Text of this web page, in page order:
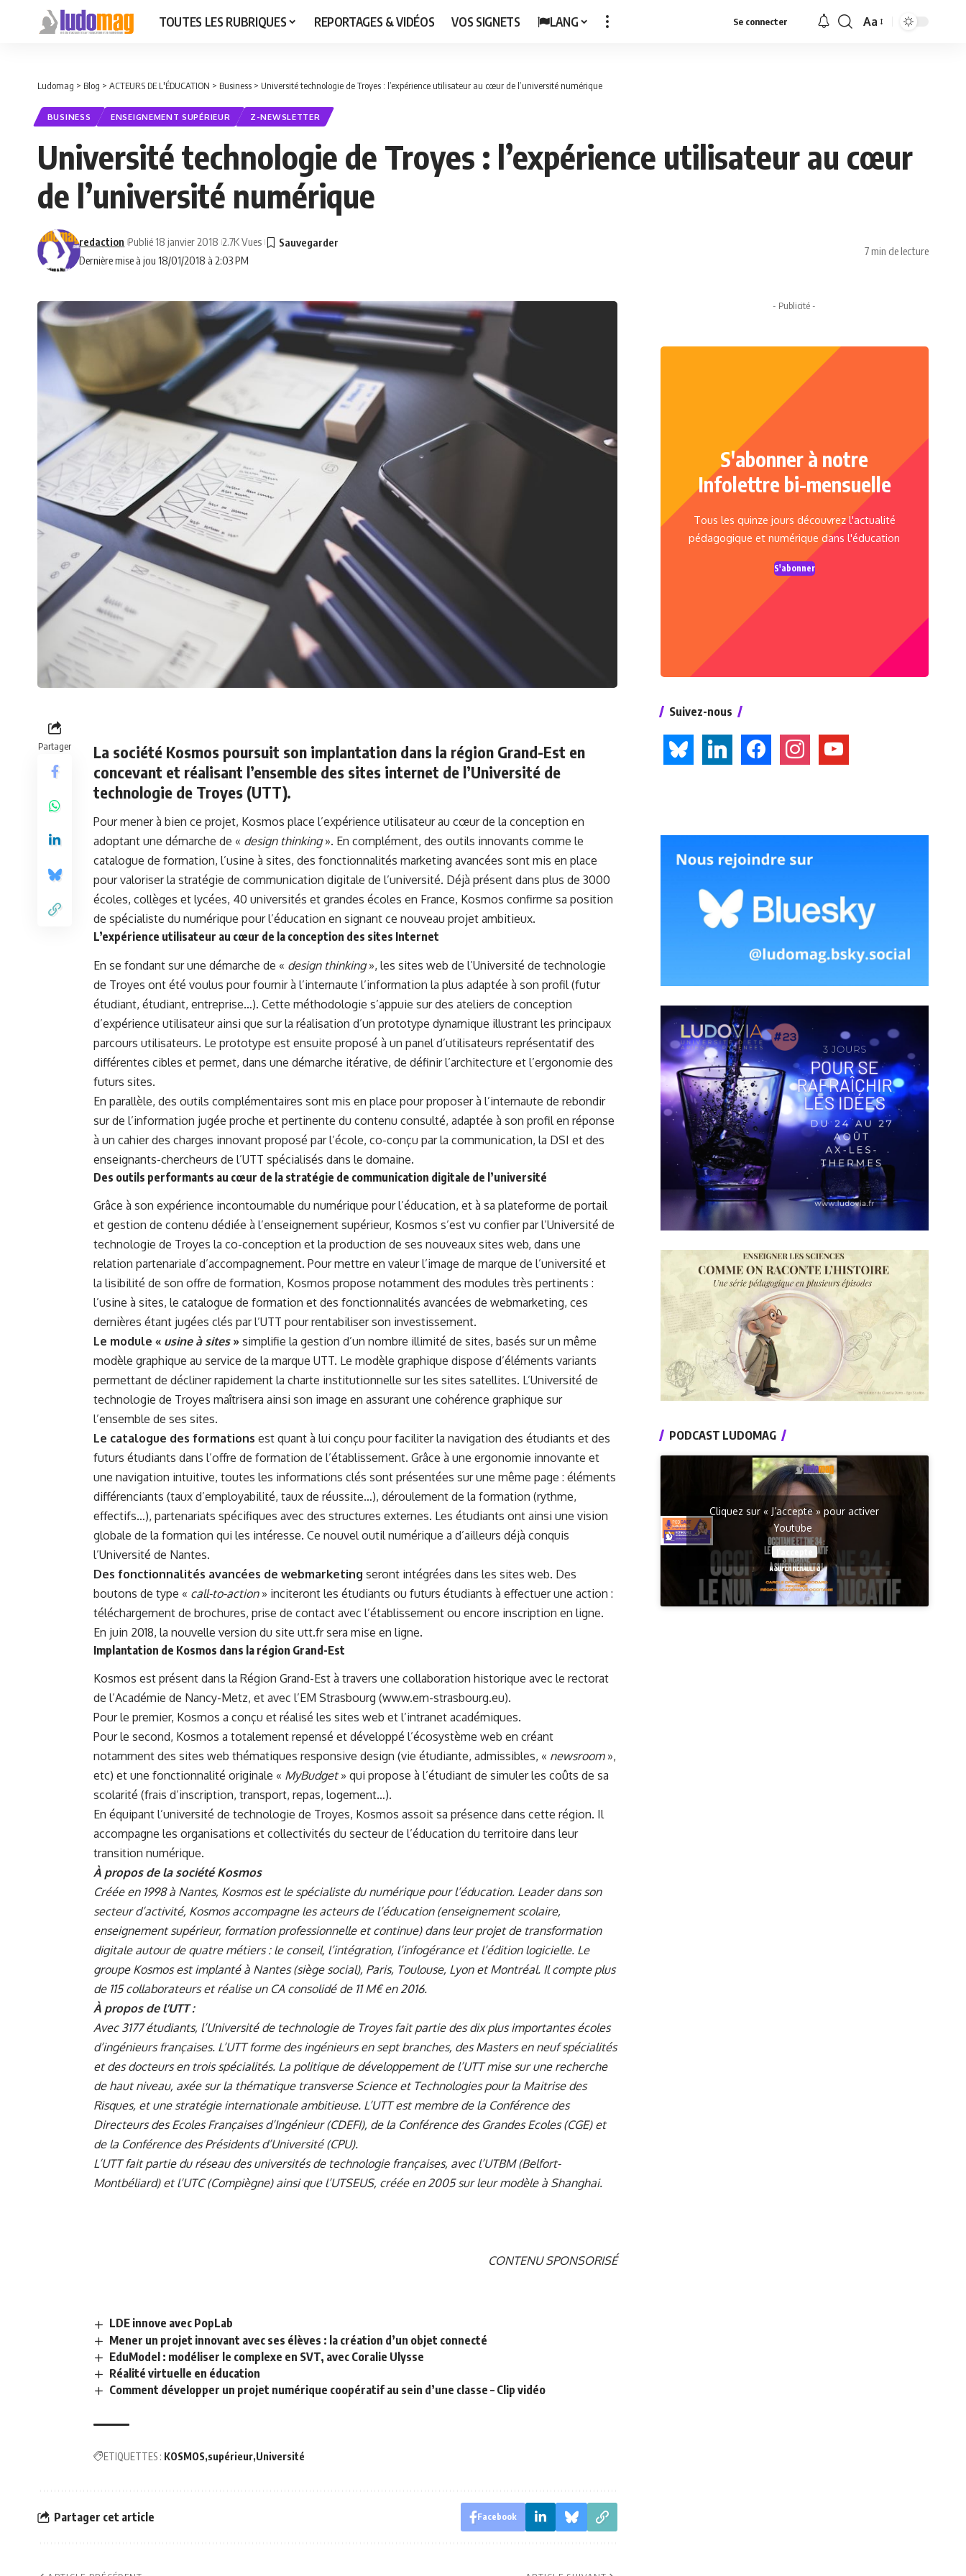
TOUTES LES RUBRIQUES REPORTAGES & VIDÉOS VOS SIGNETS LANG Se connecter
Font
Aa
Ludomag > Blog > ACTEURS DE L'ÉDUCATION > Business > Université technologie de Troyes : l’expérience utilisateur au cœur de l’université numérique
BUSINESS ENSEIGNEMENT SUPÉRIEUR Z-NEWSLETTER
Université technologie de Troyes : l’expérience utilisateur au cœur
de l’université numérique
Dernière mise à jou 18/01/2018 à 2:03 PM
redaction Publié 18 janvier 2018 2.7K Vues
7 min de lecture
Partager
La société Kosmos poursuit son implantation dans la région Grand-Est en
concevant et réalisant l’ensemble des sites internet de l’Université de
technologie de Troyes (UTT).
Pour mener à bien ce projet, Kosmos place l’expérience utilisateur au cœur de la conception en
adoptant une démarche de « design thinking». En complément, des outils innovants comme le
catalogue de formation, l’usine à sites, des fonctionnalités marketing avancées sont mis en place
pour valoriser la stratégie de communication digitale de l’université. Déjà présent dans plus de 3000
écoles, collèges et lycées, 40 universités et grandes écoles en France, Kosmos confirme sa position
de spécialiste du numérique pour l’éducation en signant ce nouveau projet ambitieux.
L’expérience utilisateur au cœur de la conception des sites Internet
En se fondant sur une démarche de « design thinking», les sites web de l’Université de technologie
de Troyes ont été voulus pour fournir à l’internaute l’information la plus adaptée à son profil (futur
étudiant, étudiant, entreprise…). Cette méthodologie s’appuie sur des ateliers de conception
d’expérience utilisateur ainsi que sur la réalisation d’un prototype dynamique illustrant les principaux
parcours utilisateurs. Le prototype est ensuite proposé à un panel d’utilisateurs représentatif des
différentes cibles et permet, dans une démarche itérative, de définir l’architecture et l’ergonomie des
futurs sites.
En parallèle, des outils complémentaires sont mis en place pour proposer à l’internaute de rebondir
sur de l’information jugée proche et pertinente du contenu consulté, adaptée à son profil en réponse
à un cahier des charges innovant proposé par l’école, co-conçu par la communication, la DSI et des
enseignants-chercheurs de l’UTT spécialisés dans le domaine.
Des outils performants au cœur de la stratégie de communication digitale de l’université
Grâce à son expérience incontournable du numérique pour l’éducation, et à sa plateforme de portail
et gestion de contenu dédiée à l’enseignement supérieur, Kosmos s’est vu confier par l’Université de
technologie de Troyes la co-conception et la production de ses nouveaux sites web, dans une
relation partenariale d’accompagnement. Pour mettre en valeur l’image de marque de l’université et
la lisibilité de son offre de formation, Kosmos propose notamment des modules très pertinents :
l’usine à sites, le catalogue de formation et des fonctionnalités avancées de webmarketing, ces
dernières étant jugées clés par l’UTT pour rentabiliser son investissement.
Le module « usine à sites » simplifie la gestion d’un nombre illimité de sites, basés sur un même
modèle graphique au service de la marque UTT. Le modèle graphique dispose d’éléments variants
permettant de décliner rapidement la charte institutionnelle sur les sites satellites. L’Université de
technologie de Troyes maîtrisera ainsi son image en assurant une cohérence graphique sur
l’ensemble de ses sites.
Le catalogue des formations est quant à lui conçu pour faciliter la navigation des étudiants et des
futurs étudiants dans l’offre de formation de l’établissement. Grâce à une ergonomie innovante et
une navigation intuitive, toutes les informations clés sont présentées sur une même page : éléments
différenciants (taux d’employabilité, taux de réussite…), déroulement de la formation (rythme,
effectifs…), partenariats spécifiques avec des structures externes. Les étudiants ont ainsi une vision
globale de la formation qui les intéresse. Ce nouvel outil numérique a d’ailleurs déjà conquis
l’Université de Nantes.
Des fonctionnalités avancées de webmarketing seront intégrées dans les sites web. Des
boutons de type « call-to-action» inciteront les étudiants ou futurs étudiants à effectuer une action :
téléchargement de brochures, prise de contact avec l’établissement ou encore inscription en ligne.
En juin 2018, la nouvelle version du site utt.fr sera mise en ligne.
Implantation de Kosmos dans la région Grand-Est
Kosmos est présent dans la Région Grand-Est à travers une collaboration historique avec le rectorat
de l’Académie de Nancy-Metz, et avec l’EM Strasbourg (www.em-strasbourg.eu).
Pour le premier, Kosmos a conçu et réalisé les sites web et l’intranet académiques.
Pour le second, Kosmos a totalement repensé et développé l’écosystème web en créant
notamment des sites web thématiques responsive design (vie étudiante, admissibles, « newsroom»,
etc) et une fonctionnalité originale « MyBudget» qui propose à l’étudiant de simuler les coûts de sa
scolarité (frais d’inscription, transport, repas, logement…).
En équipant l’université de technologie de Troyes, Kosmos assoit sa présence dans cette région. Il
accompagne les organisations et collectivités du secteur de l’éducation du territoire dans leur
transition numérique.
À propos de la société Kosmos
Créée en 1998 à Nantes, Kosmos est le spécialiste du numérique pour l’éducation. Leader dans son
secteur d’activité, Kosmos accompagne les acteurs de l’éducation (enseignement scolaire,
enseignement supérieur, formation professionnelle et continue) dans leur projet de transformation
digitale autour de quatre métiers : le conseil, l’intégration, l’infogérance et l’édition logicielle. Le
groupe Kosmos est implanté à Nantes (siège social), Paris, Toulouse, Lyon et Montréal. Il compte plus
de 115 collaborateurs et réalise un CA consolidé de 11 M€ en 2016.
À propos de l’UTT:
Avec 3177 étudiants, l’Université de technologie de Troyes fait partie des dix plus importantes écoles
d’ingénieurs françaises. L’UTT forme des ingénieurs en sept branches, des Masters en neuf spécialités
et des docteurs en trois spécialités. La politique de développement de l’UTT mise sur une recherche
de haut niveau, axée sur la thématique transverse Science et Technologies pour la Maitrise des
Risques, et une stratégie internationale ambitieuse. L’UTT est membre de la Conférence des
Directeurs des Ecoles Françaises d’Ingénieur (CDEFI), de la Conférence des Grandes Ecoles (CGE) et
de la Conférence des Présidents d’Université (CPU).
L’UTT fait partie du réseau des universités de technologie françaises, avec l’UTBM (Belfort-
Montbéliard) et l’UTC (Compiègne) ainsi que l’UTSEUS, créée en 2005 sur leur modèle à Shanghai.
CONTENU SPONSORISÉ
LDE innove avec PopLab
Mener un projet innovant avec ses élèves : la création d’un objet connecté
EduModel : modéliser le complexe en SVT, avec Coralie Ulysse
Réalité virtuelle en éducation
Comment développer un projet numérique coopératif au sein d’une classe – Clip vidéo
ETIQUETTES : KOSMOS supérieur Université
Partager cet article Facebook
- Publicité -
S'abonner à notre
Infolettre bi-mensuelle
Tous les quinze jours découvrez l'actualité
pédagogique et numérique dans l'éducation
S'abonner
Suivez-nous
bluesky linkedin facebookinstagramyoutube
PODCAST LUDOMAG
Cliquez sur « J’accepte » pour activer
Youtube